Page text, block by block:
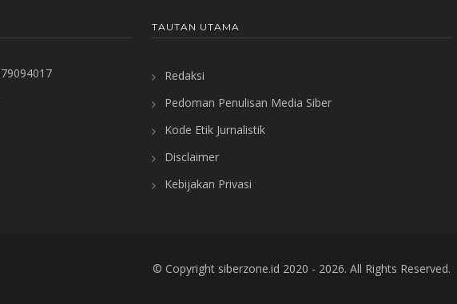
TAUTAN UTAMA
Redaksi
Pedoman Penulisan Media Siber
Kode Etik Jurnalistik
Disclaimer
Kebijakan Privasi
© Copyright siberzone.id 2020 - 2026. All Rights Reserved.